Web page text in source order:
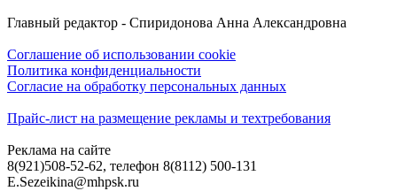
Главный редактор - Спиридонова Анна Александровна
Соглашение об использовании cookie
Политика конфиденциальности
Согласие на обработку персональных данных
Прайс-лист на размещение рекламы и техтребования
Реклама на сайте
8(921)508-52-62, телефон 8(8112) 500-131
E.Sezeikina@mhpsk.ru